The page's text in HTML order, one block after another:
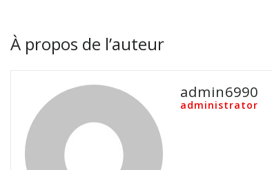
À propos de l’auteur
admin6990
administrator